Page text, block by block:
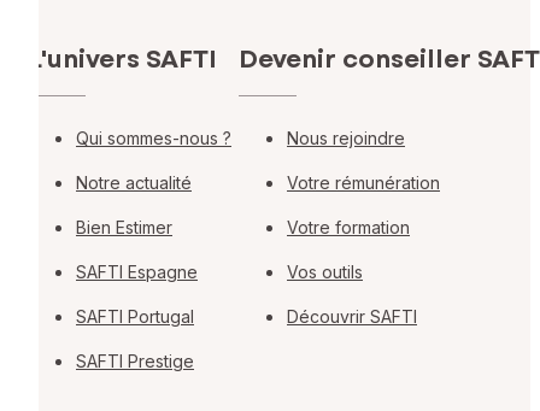
L'univers SAFTI
Qui sommes-nous ?
Notre actualité
Bien Estimer
SAFTI Espagne
SAFTI Portugal
SAFTI Prestige
Devenir conseiller
Nous rejoindre
Votre rémunération
Votre formation
Vos outils
Découvrir SAFTI